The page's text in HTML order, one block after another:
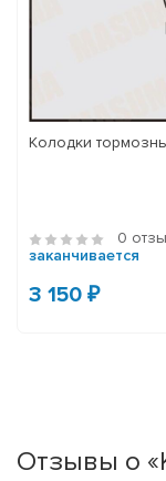
Колодки
0
заканчивается
3 150 ₽
Отзывы о